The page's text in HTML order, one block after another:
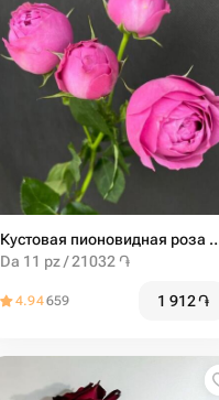
Кустовая пионовидная
Da 11 pz / 21032 ֏
4.94659 1 912֏